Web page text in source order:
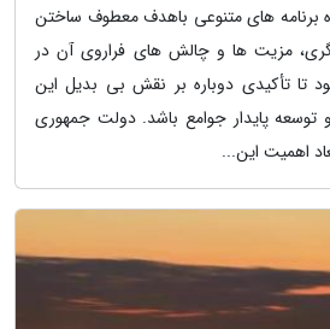
برنامه های متنوعی باهدف معطوف ساختن
مزیت ها و چالش های فراروی آن در
تا تأکیدی دوباره بر نقش بی بدیل این
پایدار جوامع باشد. دولت جمهوری
اهمیت این...